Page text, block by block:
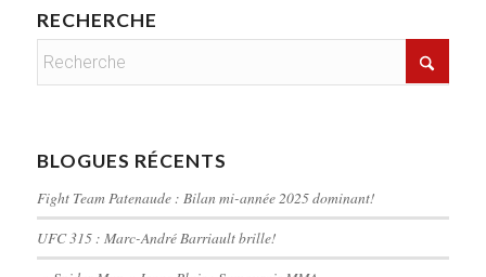
RECHERCHE
BLOGUES RÉCENTS
Fight Team Patenaude : Bilan mi-année 2025 dominant!
UFC 315 : Marc-André Barriault brille!